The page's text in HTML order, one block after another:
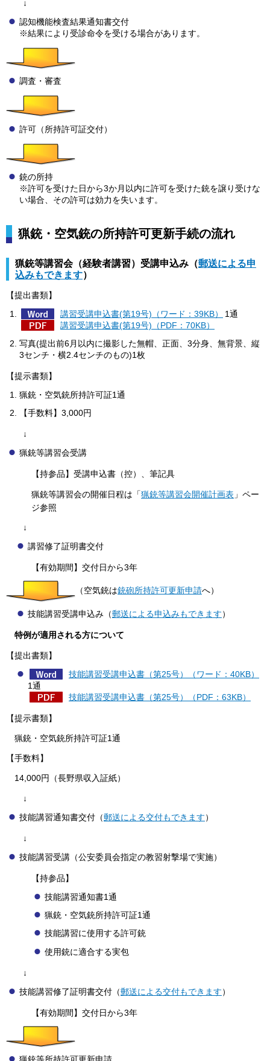
↓
認知機能検査結果通知書交付
※結果により受診命令を受ける場合があります。
調査・審査
許可（所持許可証交付）
銃の所持
※許可を受けた日から3か月以内に許可を受けた銃を譲り受けな
い場合、その許可は効力を失います。
猟銃・空気銃の所持許可更新手続の流れ
猟銃等講習会（経験者講習）受講申込み（郵送による申
込みもできます）
【提出書類】
講習受講申込書(第19号)（ワード：39KB）
1通
講習受講申込書(第19号)（PDF：70KB）
写真(提出前6月以内に撮影した無帽、正面、3分身、無背景、縦
3センチ・横2.4センチのもの)1枚
【提示書類】
猟銃・空気銃所持許可証1通
【手数料】3,000円
↓
猟銃等講習会受講
【持参品】受講申込書（控）、筆記具
猟銃等講習会の開催日程は「猟銃等講習会開催計画表 」ペー
ジ参照
↓
講習修了証明書交付
【有効期間】交付日から3年
（空気銃は銃砲所持許可更新申請へ）
技能講習受講申込み（郵送による申込みもできます）
特例が適用される方について
【提出書類】
技能講習受講申込書（第25号）（ワード：40KB）
1通
技能講習受講申込書（第25号）（PDF：63KB）
【提示書類】
猟銃・空気銃所持許可証1通
【手数料】
14,000円（長野県収入証紙）
↓
技能講習通知書交付（郵送による交付もできます）
↓
技能講習受講（公安委員会指定の教習射撃場で実施）
【持参品】
技能講習通知書1通
猟銃・空気銃所持許可証1通
技能講習に使用する許可銃
使用銃に適合する実包
↓
技能講習修了証明書交付（郵送による交付もできます）
【有効期間】交付日から3年